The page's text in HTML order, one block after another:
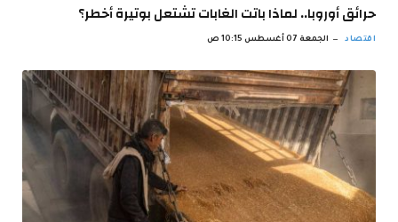
حرائق أوروبا.. لماذا باتت الغابات تشتعل بوتيرة أخطر؟
اقتصاد الجمعة 07 أغسطس 10:15 ص